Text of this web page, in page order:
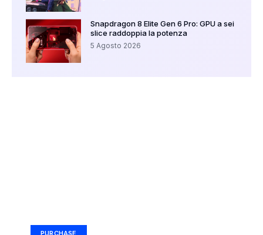
Snapdragon 8 Elite Gen 6 Pro: GPU a sei
slice raddoppia la potenza
5 Agosto 2026